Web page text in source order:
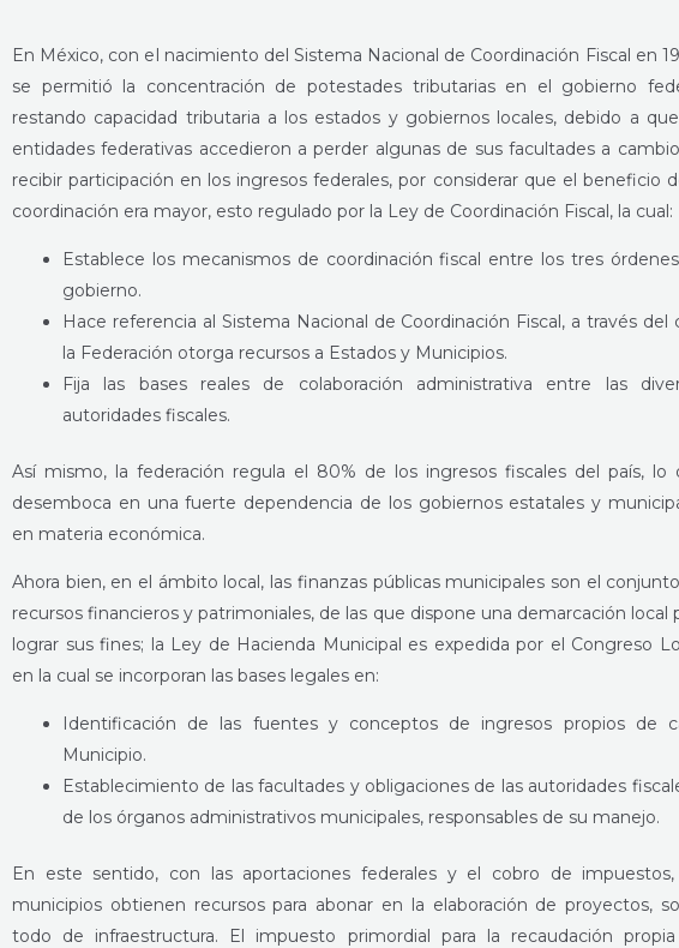
En México, con el nacimiento del Sistema Nacional de Coordinación Fiscal en
se permitió la concentración de potestades tributarias en el gobierno
restando capacidad tributaria a los estados y gobiernos locales, debido a
entidades federativas accedieron a perder algunas de sus facultades a
recibir participación en los ingresos federales, por considerar que el beneficio
coordinación era mayor, esto regulado por la Ley de Coordinación Fiscal, la cual:
Establece los mecanismos de coordinación fiscal entre los tres
gobierno.
Hace referencia al Sistema Nacional de Coordinación Fiscal, a través del
la Federación otorga recursos a Estados y Municipios.
Fija las bases reales de colaboración administrativa entre las
autoridades fiscales.
Así mismo, la federación regula el 80% de los ingresos fiscales del país, lo
desemboca en una fuerte dependencia de los gobiernos estatales y
en materia económica.
Ahora bien, en el ámbito local, las finanzas públicas municipales son el
recursos financieros y patrimoniales, de las que dispone una demarcación local
lograr sus fines; la Ley de Hacienda Municipal es expedida por el Congreso
en la cual se incorporan las bases legales en:
Identificación de las fuentes y conceptos de ingresos propios de
Municipio.
Establecimiento de las facultades y obligaciones de las autoridades
de los órganos administrativos municipales, responsables de su manejo.
En este sentido, con las aportaciones federales y el cobro de
municipios obtienen recursos para abonar en la elaboración de proyectos,
todo de infraestructura. El impuesto primordial para la recaudación